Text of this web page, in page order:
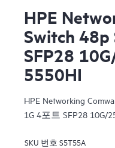
HPE
Switch 48p
SFP28
5550HI
HPE Networking
1G 4포트 SFP28 10G/
SKU 번호 S5T55A